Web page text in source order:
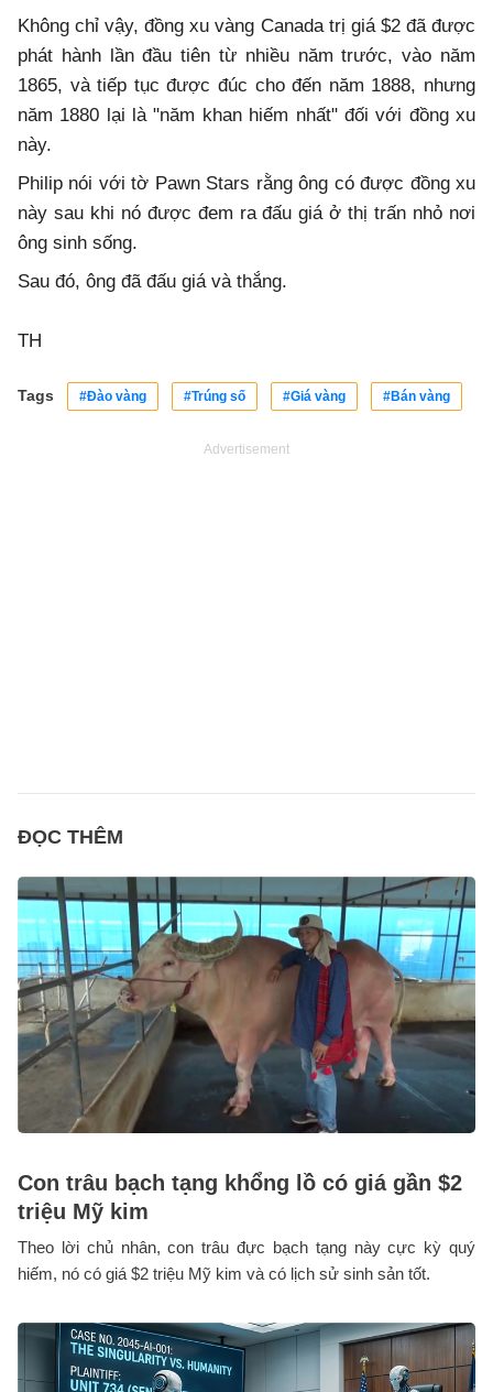
Không chỉ vậy, đồng xu vàng Canada trị giá $2 đã được
phát hành lần đầu tiên từ nhiều năm trước, vào năm
1865, và tiếp tục được đúc cho đến năm 1888, nhưng
năm 1880 lại là "năm khan hiếm nhất" đối với đồng xu
này.
Philip nói với tờ Pawn Stars rằng ông có được đồng xu
này sau khi nó được đem ra đấu giá ở thị trấn nhỏ nơi
ông sinh sống.
Sau đó, ông đã đấu giá và thắng.
TH
Tags #Đào vàng #Trúng số #Giá vàng #Bán vàng
Advertisement
ĐỌC THÊM
Con trâu bạch tạng khổng lồ có giá gần $2
triệu Mỹ kim
Theo lời chủ nhân, con trâu đực bạch tạng này cực kỳ quý
hiếm, nó có giá $2 triệu Mỹ kim và có lịch sử sinh sản tốt.